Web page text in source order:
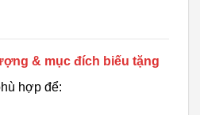
& mục đích biếu tặng
hợp để: